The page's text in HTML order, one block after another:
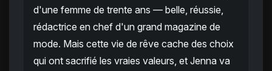
d'une femme de trente ans — belle, réussie,
rédactrice en chef d'un grand magazine de
mode. Mais cette vie de rêve cache des choix
qui ont sacrifié les vraies valeurs, et Jenna va